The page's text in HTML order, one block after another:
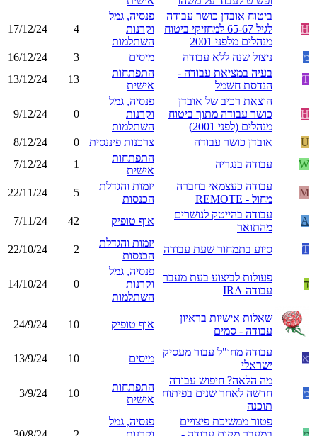
H
ביטוח אובדן כושר עבודה
לגיל 65-67 למחזיקי ביטוח
מנהלים מלפני 2001
פנסיה, גמל
וקרנות
השתלמות
4
17/12/24
מ ניצול שנה ללא עבודה מיסים 3
16/12/24
T
בעיה במציאת עבודה -
הנדסת חשמל
התפתחות
אישית
13
13/12/24
H
הוצאת רכיב של אובדן
כושר עבודה מתוך ביטוח
מנהלים (לפני 2001)
פנסיה, גמל
וקרנות
השתלמות
0
9/12/24
U אובדן כושר עבודה צרכנות פיננסית 0
8/12/24
W
עבודה בנגריה
התפתחות
אישית
1
7/12/24
M
עבודה כעצמאי בחברה
מחול - REMOTE
יזמות והגדלת
הכנסות
5
22/11/24
A
עבודה בהייטק לנושרים
מהתואר
אוף טופיק 42
7/11/24
T סיוע בתמחור שעת עבודה
יזמות והגדלת
הכנסות
2
22/10/24
ד
פעולות לביצוע בעת מעבר
עבודה IRA
פנסיה, גמל
וקרנות
השתלמות
0
14/10/24
שאלות אישיות בראיון
עבודה - סמים
אוף טופיק 10
24/9/24
א
עבודה מחו"ל עבור מעסיק
ישראלי
מיסים 10
13/9/24
מ
מה הלאה? חיפוש עבודה
חדשה לאחר שנים בפיתוח
תוכנה
התפתחות
אישית
10
3/9/24
פטור ממשיכת פיצויים
פנסיה, גמל